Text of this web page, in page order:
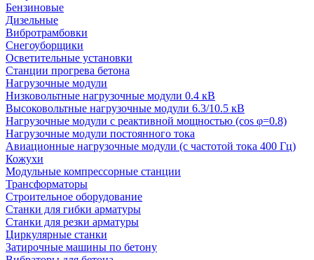
Бензиновые
Дизельные
Вибротрамбовки
Снегоуборщики
Осветительные установки
Станции прогрева бетона
Нагрузочные модули
Низковольтные нагрузочные модули 0.4 кВ
Высоковольтные нагрузочные модули 6.3/10.5 кВ
Нагрузочные модули с реактивной мощностью (cos φ=0.8)
Нагрузочные модули постоянного тока
Авиационные нагрузочные модули (с частотой тока 400 Гц)
Кожухи
Модульные компрессорные станции
Трансформаторы
Строительное оборудование
Станки для гибки арматуры
Станки для резки арматуры
Циркулярные станки
Затирочные машины по бетону